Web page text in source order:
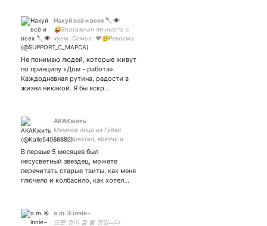
Нахуй всё и всех 🔪👁
😜Эпатажная личность с
хуем. Семья: ❤️😌Реклама
в дм. GB
Не понимаю людей, которые живут
по принципу «Дом - работа».
Каждодневная рутина, радости в
жизни никакой. Я бы вскр…
АКАКжить
Мемное лицо из Губки
Боба Кряхтел, кряхчу и
таблетками в клубе "Тем,
кому за 20-ть"
В первые 5 месяцев был
несусветный звездец, можете
перечитать старые твиты, как меня
глючело и колбасило, как хотел…
a.m.☀️innie~
모든 것이 잘 될 것입니다